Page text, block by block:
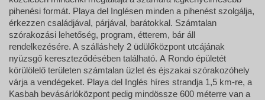
pihenési formát. Playa del Inglésen minden a pihenést szolgálja,
érkezzen családjával, párjával, barátokkal. Számtalan
szórakozási lehetőség, program, étterem, bár áll
rendelkezésére. A szálláshely 2 üdülőközpont utcájának
nyüzsgő kereszteződésében található. A Rondo épületét
körülölelő területen számtalan üzlet és éjszakai szórakozóhely
várja a vendégeket. Playa del Inglés híres strandja 1,5 km-re, a
Kasbah bevásárlóközpont pedig mindössze 600 méterre van a